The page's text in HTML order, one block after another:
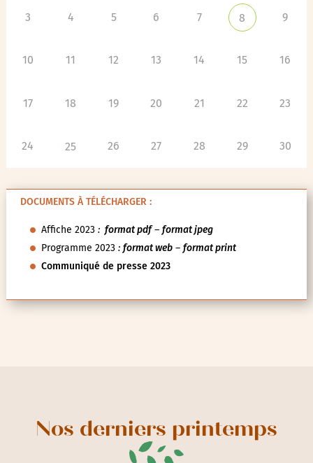
3 4 5 6 7 8 9
10 11 12 13 14 15 16
17 18 19 20 21 22 23
24 25 26 27 28 29 30
DOCUMENTS À TÉLÉCHARGER :
Affiche 2023: format pdf– format jpeg
Programme 2023 : format web– format print
Communiqué de presse 2023
Nos derniers printemps